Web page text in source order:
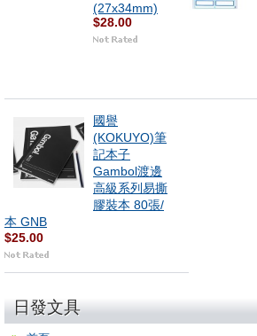
(27x34mm)
$28.00
國譽
(KOKUYO)筆
記本子
Gambol渡邊
高級系列易撕
膠裝本 80張/
本 GNB
$25.00
日發文具